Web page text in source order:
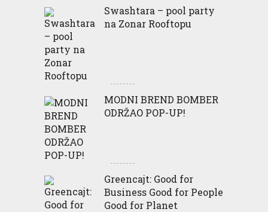
Swashtara – pool party
na Zonar Rooftopu
MODNI BREND BOMBER
ODRŽAO POP-UP!
Greencajt: Good for
Business Good for People
Good for Planet